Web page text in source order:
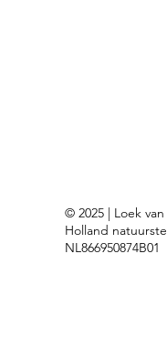
© 2025 | Loek
Holland
NL866950874B01